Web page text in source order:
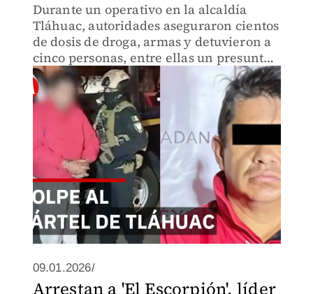
Durante un operativo en la alcaldía
Tláhuac, autoridades aseguraron cientos
de dosis de droga, armas y detuvieron a
cinco personas, entre ellas un presunto
líder criminal.
09.01.2026/
Arrestan a 'El Escorpión', líder